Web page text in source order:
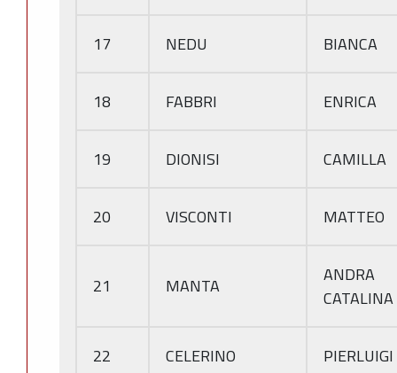
17 NEDU BIANCA
18 FABBRI ENRICA
19 DIONISI CAMILLA
20 VISCONTI MATTEO
21 MANTA
ANDRA
CATALINA
22 CELERINO PIERLUIGI